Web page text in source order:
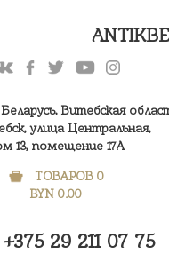
Витебская
улица Центральная,
13, помещение 17А
ТОВАРОВ 0
BYN 0.00
+375 29 211 07 75